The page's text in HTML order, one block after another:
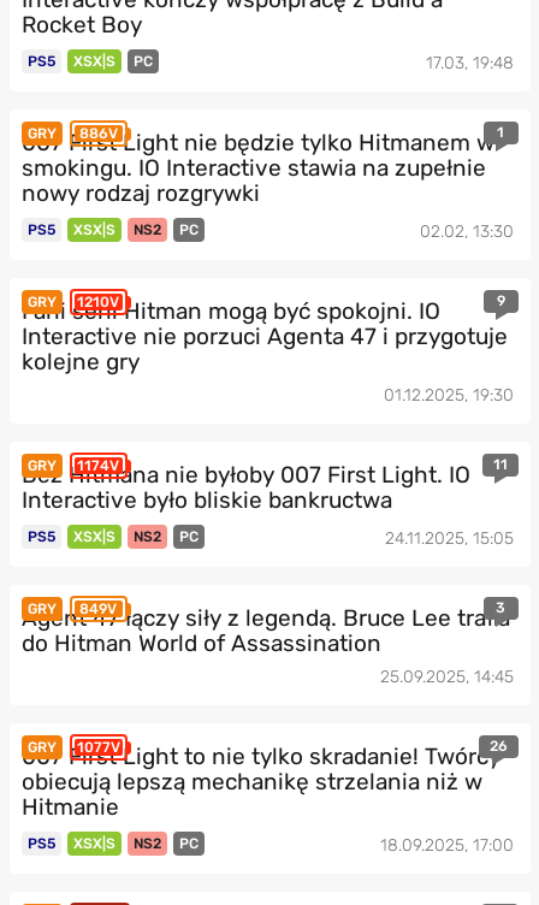
Rocket Boy
PS5 XSX|S PC 17.03, 19:48
GRY 886V 1
007 First Light nie będzie tylko Hitmanem w
smokingu. IO Interactive stawia na zupełnie
nowy rodzaj rozgrywki
PS5 XSX|S NS2 PC 02.02, 13:30
GRY 1210V 9
Fani serii Hitman mogą być spokojni. IO
Interactive nie porzuci Agenta 47 i przygotuje
kolejne gry
01.12.2025, 19:30
GRY 1174V 11
Bez Hitmana nie byłoby 007 First Light. IO
Interactive było bliskie bankructwa
PS5 XSX|S NS2 PC 24.11.2025, 15:05
GRY 849V 3
Agent 47 łączy siły z legendą. Bruce Lee trafia
do Hitman World of Assassination
25.09.2025, 14:45
GRY 1077V 26
007 First Light to nie tylko skradanie! Twórcy
obiecują lepszą mechanikę strzelania niż w
Hitmanie
PS5 XSX|S NS2 PC 18.09.2025, 17:00